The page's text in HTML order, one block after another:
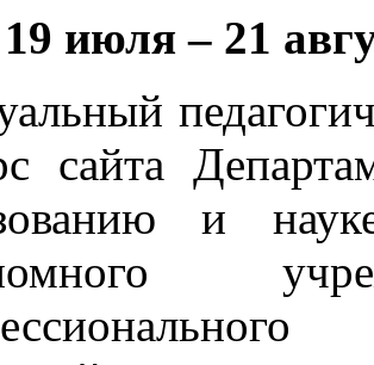
июля – 21
сайта
и